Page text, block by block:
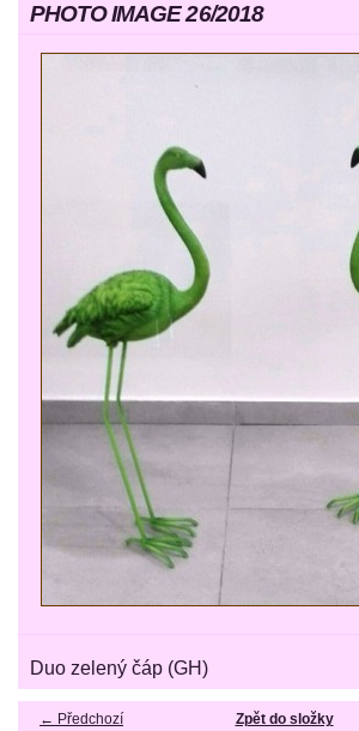
PHOTO IMAGE 26/2018
Duo zelený čáp (GH)
← Předchozí Zpět do složky